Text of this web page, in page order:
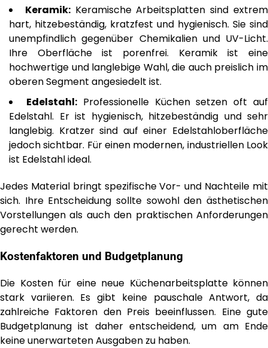
Keramik:Keramische Arbeitsplatten sind extrem
hart, hitzebeständig, kratzfest und hygienisch. Sie sind
unempfindlich gegenüber Chemikalien und UV-Licht.
Ihre Oberfläche ist porenfrei. Keramik ist eine
hochwertige und langlebige Wahl, die auch preislich im
oberen Segment angesiedelt ist.
Edelstahl:Professionelle Küchen setzen oft auf
Edelstahl. Er ist hygienisch, hitzebeständig und sehr
langlebig. Kratzer sind auf einer Edelstahloberfläche
jedoch sichtbar. Für einen modernen, industriellen Look
ist Edelstahl ideal.
Jedes Material bringt spezifische Vor- und Nachteile mit
sich. Ihre Entscheidung sollte sowohl den ästhetischen
Vorstellungen als auch den praktischen Anforderungen
gerecht werden.
Kostenfaktoren und Budgetplanung
Die Kosten für eine neue Küchenarbeitsplatte können
stark variieren. Es gibt keine pauschale Antwort, da
zahlreiche Faktoren den Preis beeinflussen. Eine gute
Budgetplanung ist daher entscheidend, um am Ende
keine unerwarteten Ausgaben zu haben.